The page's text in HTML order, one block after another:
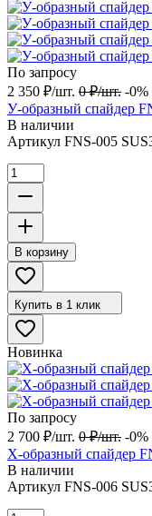
По запросу
2 350 ₽/шт. 0 ₽/шт. -0%
У-образный спайдер
В наличии
Артикул FNS-005
В корзину
Купить в 1 клик
Новинка
По запросу
2 700 ₽/шт. 0 ₽/шт. -0%
X-образный спайдер
В наличии
Артикул FNS-006